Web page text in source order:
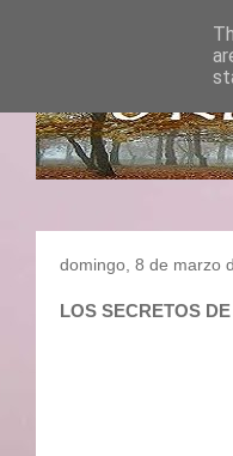
domingo, 8 de marzo
LOS SECRETOS